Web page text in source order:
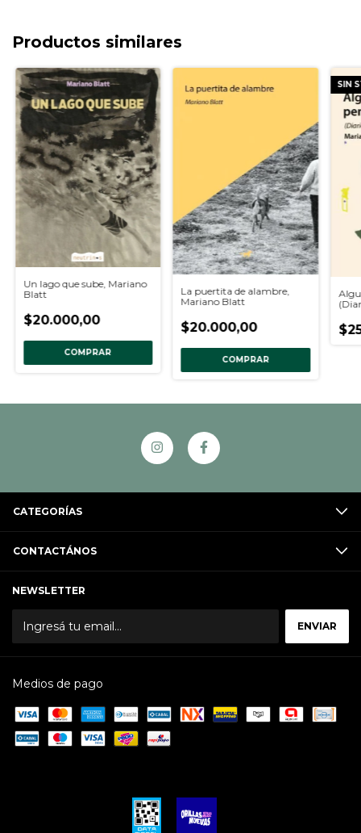
Productos similares
Un lago que sube, Mariano
Blatt
$20.000,00
COMPRAR
La puertita de alambre,
Mariano Blatt
$20.000,00
COMPRAR
SIN
CATEGORÍAS
CONTACTÁNOS
NEWSLETTER
Medios de pago